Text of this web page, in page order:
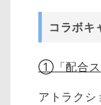
コラボキ
①「配合ス
アトラクシ